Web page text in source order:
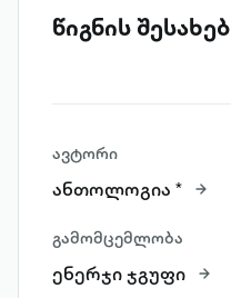
წიგნის შესახებ
ავტორი
ანთოლოგია *
გამომცემლობა
ენერჯი ჯგუფი